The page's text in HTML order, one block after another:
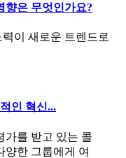
향은 무엇인가요?
이 새로운 트렌드로
인 혁신...
가를 받고 있는 콜
양한 그룹에게 여